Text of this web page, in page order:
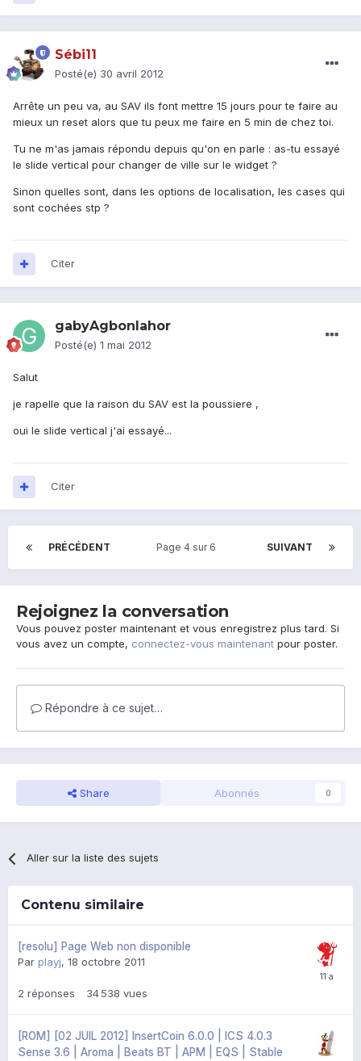
Sébi11
Posté(e) 30 avril 2012
Arrête un peu va, au SAV ils font mettre 15 jours pour te faire au
mieux un reset alors que tu peux me faire en 5 min de chez toi.
Tu ne m'as jamais répondu depuis qu'on en parle : as-tu essayé
le slide vertical pour changer de ville sur le widget ?
Sinon quelles sont, dans les options de localisation, les cases qui
sont cochées stp ?
Citer
gabyAgbonlahor
Posté(e) 1 mai 2012
Salut
je rapelle que la raison du SAV est la poussiere ,
oui le slide vertical j'ai essayé...
Citer
PRÉCÉDENT SUIVANT
Page 4 sur 6
Rejoignez la conversation
Vous pouvez poster maintenant et vous enregistrez plus tard. Si
vous avez un compte, connectez-vous maintenant pour poster.
Répondre à ce sujet…
Share Abonnés 0
Aller sur la liste des sujets
Contenu similaire
[resolu] Page Web non disponible
Par playj, 18 octobre 2011
2 réponses 34 538 vues
[ROM] [02 JUIL 2012] InsertCoin 6.0.0 | ICS 4.0.3
Sense 3.6 | Aroma | Beats BT | APM | EQS | Stable